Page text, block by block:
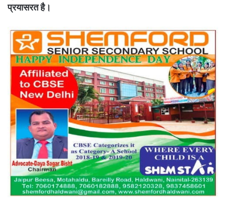
प्रयासरत है।